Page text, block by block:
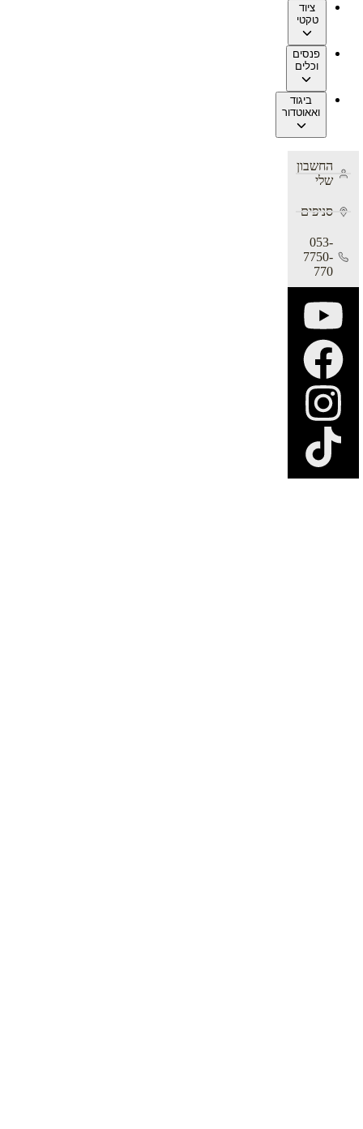
ציוד
טקטי
פנסים
וכלים
ביגוד
ואאוטדור
החשבון
שלי
סניפים
053-
7750-
770